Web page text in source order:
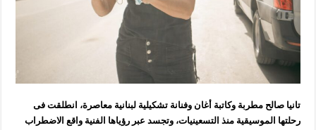
تانيا صالح مطربة وكاتبة أغان وفنانة تشكيلية لبنانية معاصرة، انطلقت فى
رحلتها الموسيقية منذ التسعينيات، وتجسد عبر رؤياها الفنية واقع الاضطراب